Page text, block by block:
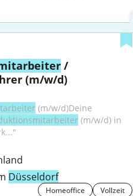
/
(m/w/d)
(m/w/d)Deine
(m/w/d) in
Düsseldorf
Homeoffice Vollzeit